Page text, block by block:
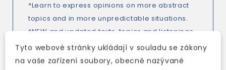
*Learn to express opinions on more abstract
topics and in more unpredictable situations.
*NEW and updated texts, topics and listenings,
based on feedback from English Fileteachers.
*NEW Video Listening activity integrated in to
Tyto webové stránky ukládají v souladu se zákony
na vaše zařízení soubory, obecně nazývané